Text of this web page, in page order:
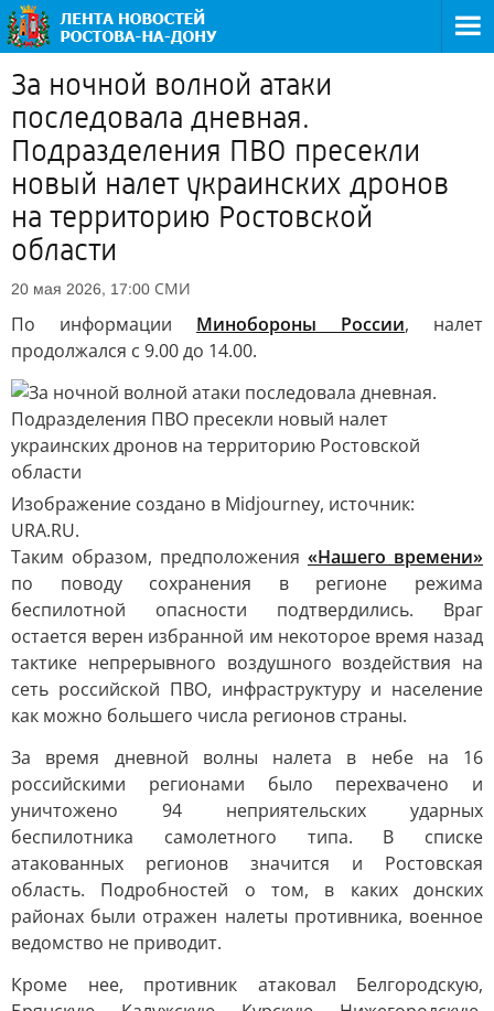
За ночной волной атаки
последовала дневная.
Подразделения ПВО пресекли
новый налет украинских дронов
на территорию Ростовской
области
20 мая 2026, 17:00 СМИ
По информации Минобороны России, налет
продолжался с 9.00 до 14.00.
Изображение создано в Midjourney, источник:
URA.RU.
Таким образом, предположения «Нашего времени»
по поводу сохранения в регионе режима
беспилотной опасности подтвердились. Враг
остается верен избранной им некоторое время назад
тактике непрерывного воздушного воздействия на
сеть российской ПВО, инфраструктуру и население
как можно большего числа регионов страны.
За время дневной волны налета в небе на 16
российскими регионами было перехвачено и
уничтожено 94 неприятельских ударных
беспилотника самолетного типа. В списке
атакованных регионов значится и Ростовская
область. Подробностей о том, в каких донских
районах были отражен налеты противника, военное
ведомство не приводит.
Кроме нее, противник атаковал Белгородскую,